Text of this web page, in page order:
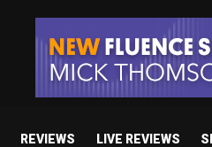
REVIEWS LIVE REVIEWS